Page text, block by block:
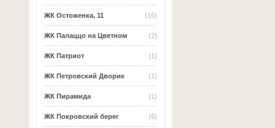
(15)
ЖК Остоженка, 11
(2)
ЖК Палаццо на Цветном
(1)
ЖК Патриот
(1)
ЖК Петровский Дворик
(1)
ЖК Пирамида
(6)
ЖК Покровский берег